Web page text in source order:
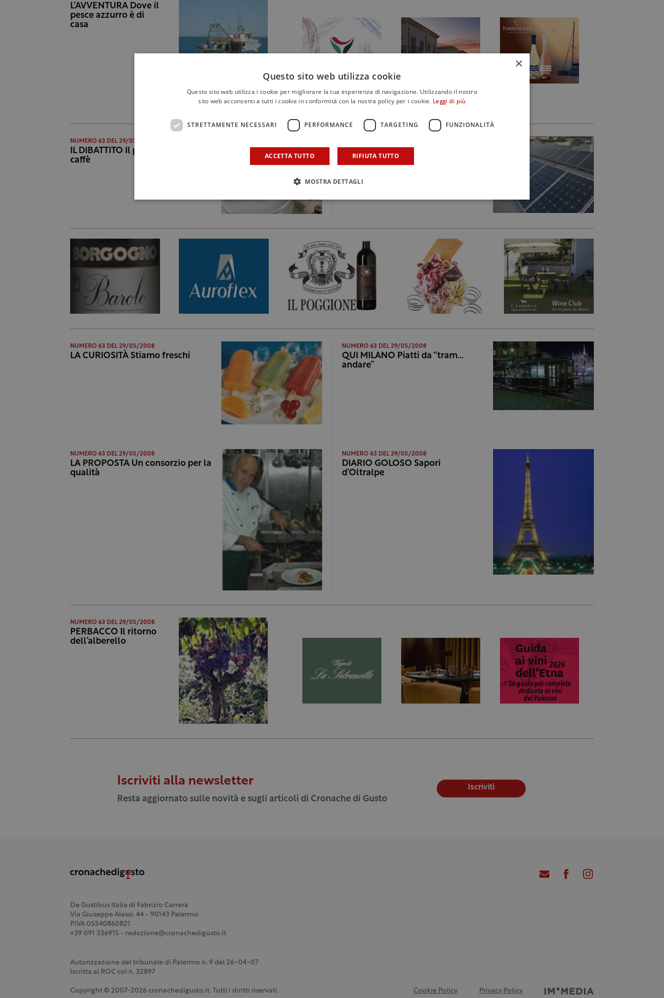
L’AVVENTURA Dove il
pesce azzurro è di
casa
NUMERO 63 DEL 29/05/2008
IL DIBATTITO Il paradosso del
caffè
NUMERO 63 DEL 29/05/2008
LA CURIOSITÀ Stiamo freschi
NUMERO 63 DEL 29/05/2008
QUI MILANO Piatti da “tram…
andare”
NUMERO 63 DEL 29/05/2008
LA PROPOSTA Un consorzio per la
qualità
NUMERO 63 DEL 29/05/2008
DIARIO GOLOSO Sapori
d’Oltralpe
NUMERO 63 DEL 29/05/2008
PERBACCO Il ritorno
dell’alberello
Iscriviti alla newsletter
Resta aggiornato sulle novità e sugli articoli di Cronache di Gusto
Iscriviti
De Gustibus Italia di Fabrizio Carrera
Via Giuseppe Alessi, 44 - 90143 Palermo
P.IVA 05540860821
+39 091 336915 - redazione@cronachedigusto.it
Autorizzazione del tribunale di Palermo n. 9 del 26-04-07
Iscritta al ROC col n. 32897
Copyright © 2007-2026 cronachedigusto.it. Tutti i diritti riservati. Cookie Policy Privacy Policy Credits
×
Questo sito web utilizza cookie
Questo sito web utilizza i cookie per migliorare la tua esperienza di navigazione. Utilizzando il nostro
sito web acconsenti a tutti i cookie in conformità con la nostra policy per i cookie. Leggi di più
STRETTAMENTE NECESSARI PERFORMANCE TARGETING FUNZIONALITÀ
ACCETTA TUTTO RIFIUTA TUTTO
MOSTRA DETTAGLI